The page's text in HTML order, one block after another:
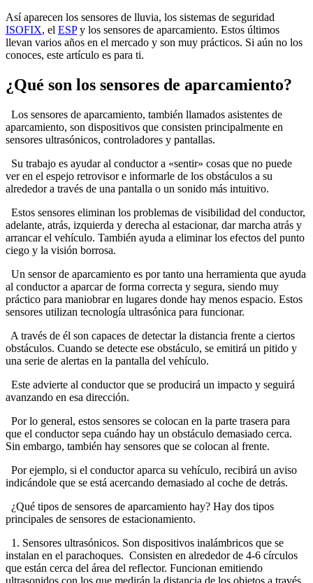
Así aparecen los sensores de lluvia, los sistemas de seguridad
ISOFIX, el ESPy los sensores de aparcamiento. Estos últimos
llevan varios años en el mercado y son muy prácticos. Si aún no los
conoces, este artículo es para ti.
¿Qué son los sensores de aparcamiento?
Los sensores de aparcamiento, también llamados asistentes de
aparcamiento, son dispositivos que consisten principalmente en
sensores ultrasónicos, controladores y pantallas.
Su trabajo es ayudar al conductor a «sentir» cosas que no puede
ver en el espejo retrovisor e informarle de los obstáculos a su
alrededor a través de una pantalla o un sonido más intuitivo.
Estos sensores eliminan los problemas de visibilidad del conductor,
adelante, atrás, izquierda y derecha al estacionar, dar marcha atrás y
arrancar el vehículo. También ayuda a eliminar los efectos del punto
ciego y la visión borrosa.
Un sensor de aparcamiento es por tanto una herramienta que ayuda
al conductor a aparcar de forma correcta y segura, siendo muy
práctico para maniobrar en lugares donde hay menos espacio. Estos
sensores utilizan tecnología ultrasónica para funcionar.
A través de él son capaces de detectar la distancia frente a ciertos
obstáculos. Cuando se detecte ese obstáculo, se emitirá un pitido y
una serie de alertas en la pantalla del vehículo.
Este advierte al conductor que se producirá un impacto y seguirá
avanzando en esa dirección.
Por lo general, estos sensores se colocan en la parte trasera para
que el conductor sepa cuándo hay un obstáculo demasiado cerca.
Sin embargo, también hay sensores que se colocan al frente.
Por ejemplo, si el conductor aparca su vehículo, recibirá un aviso
indicándole que se está acercando demasiado al coche de detrás.
¿Qué tipos de sensores de aparcamiento hay? Hay dos tipos
principales de sensores de estacionamiento.
1. Sensores ultrasónicos. Son dispositivos inalámbricos que se
instalan en el parachoques. Consisten en alrededor de 4-6 círculos
que están cerca del área del reflector. Funcionan emitiendo
ultrasonidos con los que medirán la distancia de los objetos a través